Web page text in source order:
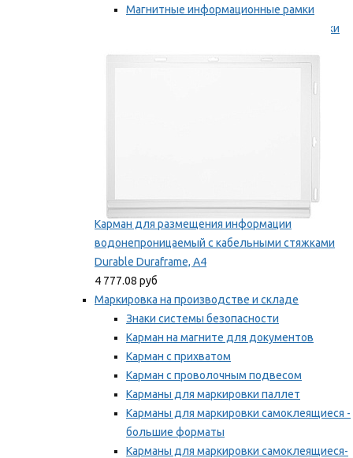
Магнитные информационные рамки
Самоклеящиеся информационные рамки
Карман для размещения информации
водонепроницаемый с кабельными стяжками
Durable Duraframe, А4
4 777.08 руб
Маркировка на производстве и складе
Знаки системы безопасности
Карман на магните для документов
Карман с прихватом
Карман с проволочным подвесом
Карманы для маркировки паллет
Карманы для маркировки самоклеящиеся -
большие форматы
Карманы для маркировки самоклеящиеся-